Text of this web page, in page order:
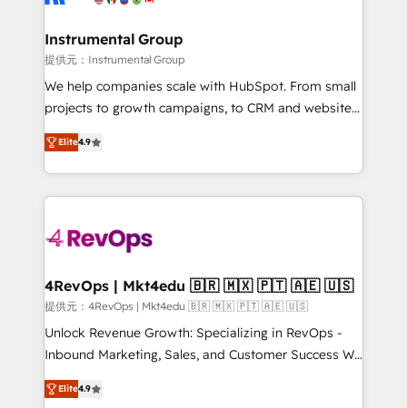
agency for a growth problem. Hire a partner built to
Premier Partner 2023 🌟5 HubSpot Accreditations 🌟
Won HubSpot Theme Challenge 2021 🌟INBOUND’19
HubSpot Rising Star Why us? Harnessing the full
potential of the powerful HubSpot CRM. ✔️A team of
HubSpot experience ✔️Flexible pricing models —
Hourly-fee (assigned one Dedicated HubSpot
requirement). ✔️Helped over 25,000+ customers so
far with our HubSpot solutions. ✔️Bespoke apps &
on-demand bundle services. Connect with us today!
Instrumental Group
提供元：Instrumental Group
We help companies scale with HubSpot. From small
projects to growth campaigns, to CRM and websites.
Hire an agency that's experienced in every inch of
HubSpot and willing to work hand-in-hand with your
team to simplify the complex and build a better
experience for your team and customers.
Elite4.9
4RevOps | Mkt4edu 🇧🇷 🇲🇽 🇵🇹 🇦🇪 🇺🇸
提供元：4RevOps | Mkt4edu 🇧🇷 🇲🇽 🇵🇹 🇦🇪 🇺🇸
Unlock Revenue Growth: Specializing in RevOps -
Inbound Marketing, Sales, and Customer Success We
specialize in driving revenue growth for companies
across industries through tailored marketing, sales,
Elite4.9